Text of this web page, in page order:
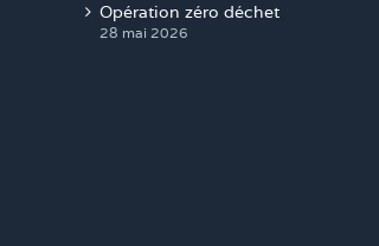
Opération zéro déchet
28 mai 2026